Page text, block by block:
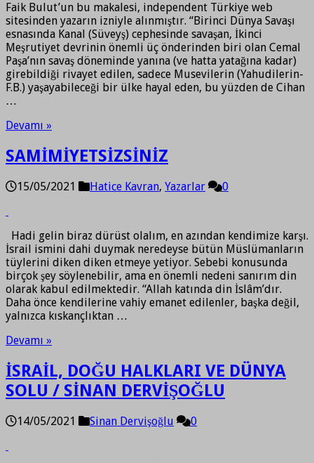
Faik Bulut’un bu makalesi, independent Türkiye web
sitesinden yazarın izniyle alınmıştır. “Birinci Dünya Savaşı
esnasında Kanal (Süveyş) cephesinde savaşan, İkinci
Meşrutiyet devrinin önemli üç önderinden biri olan Cemal
Paşa’nın savaş döneminde yanına (ve hatta yatağına kadar)
girebildiği rivayet edilen, sadece Musevilerin (Yahudilerin-
F.B.) yaşayabileceği bir ülke hayal eden, bu yüzden de Cihan
…
Devamı »
SAMİMİYETSİZSİNİZ
15/05/2021 Hatice Kavran, Yazarlar 0
Hadi gelin biraz dürüst olalım, en azından kendimize karşı.
İsrail ismini dahi duymak neredeyse bütün Müslümanların
tüylerini diken diken etmeye yetiyor. Sebebi konusunda
birçok şey söylenebilir, ama en önemli nedeni sanırım din
olarak kabul edilmektedir. “Allah katında din İslâm’dır.
Daha önce kendilerine vahiy emanet edilenler, başka değil,
yalnızca kıskançlıktan …
Devamı »
İSRAİL, DOĞU HALKLARI VE DÜNYA
SOLU / SİNAN DERVİŞOĞLU
14/05/2021 Sinan Dervişoğlu 0